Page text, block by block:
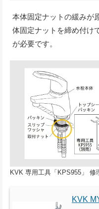
本体固定ナットの緩みが
体固定ナットを締め付け
が必要です。
KVK 専用工具「KPS955」 修
KVK